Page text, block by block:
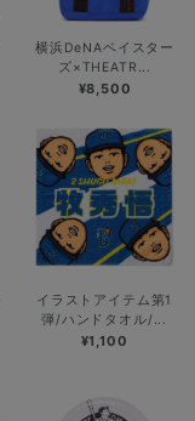
横浜DeNAベイスター
ズ×THEATR...
¥8,500
イラストアイテム第1
弾/ハンドタオル/...
¥1,100